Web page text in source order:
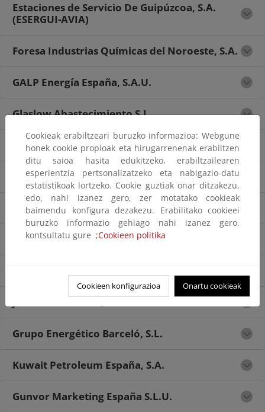
Estaciones de Servicio De Guipúzcoa, S.A.
(ESERGUI-AVIA)
Foresa Industrias Químicas del Noroeste, S.A.
GALP Energía España, S.A.U.
Glaslow Abastecimiento S.L.
Gunvor International B.V.
GM Fuel Service S.L.
GM Fuel Tank, S.L.U.
Gran Zufaria, S.A.
Grupo Energético Barceló, S.L.
Kuwait Petroleum España, S.A.
Gunvor Marketing España S.L.U.
Cookieak erabiltzeari buruzko informazioa: Webgune
honek cookie propioak eta hirugarrenenak erabiltzen
ditu saioa hasita edukitzeko, erabiltzailearen
esperientzia pertsonalizatzeko eta nabigazio-datu
estatistikoak lortzeko. Cookie guztiak onar ditzakezu,
edo, nahi izanez gero, zer motatako cookieak
baimendu konfigura dezakezu. Erabilitako cookieei
buruzko informazio gehiago nahi izanez gero,
kontsultatu gure ;Cookieen politika
Cookieen konfigurazioa Onartu cookieak